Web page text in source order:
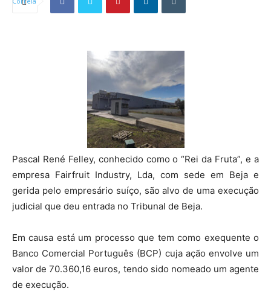
Pascal René Felley, conhecido como o “Rei da Fruta”, e a
empresa Fairfruit Industry, Lda, com sede em Beja e
gerida pelo empresário suíço, são alvo de uma execução
judicial que deu entrada no Tribunal de Beja.
Em causa está um processo que tem como exequente o
Banco Comercial Português (BCP) cuja ação envolve um
valor de 70.360,16 euros, tendo sido nomeado um agente
de execução.